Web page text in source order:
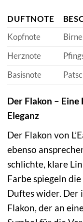
DUFTNOTE
Kopfnote
Herznote
Basisnote
Der Flakon –
Eleganz
Der Flakon von
ebenso
schlichte, klare
Farbe spiegeln
Duftes wider. Der
Flakon, der an